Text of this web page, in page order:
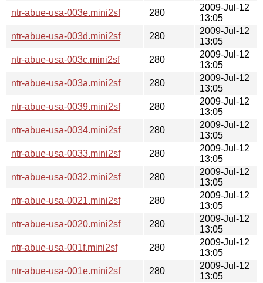
ntr-abue-usa-003e.mini2sf
280
2009-Jul-12
13:05
ntr-abue-usa-003d.mini2sf
280
2009-Jul-12
13:05
ntr-abue-usa-003c.mini2sf
280
2009-Jul-12
13:05
ntr-abue-usa-003a.mini2sf
280
2009-Jul-12
13:05
ntr-abue-usa-0039.mini2sf
280
2009-Jul-12
13:05
ntr-abue-usa-0034.mini2sf
280
2009-Jul-12
13:05
ntr-abue-usa-0033.mini2sf
280
2009-Jul-12
13:05
ntr-abue-usa-0032.mini2sf
280
2009-Jul-12
13:05
ntr-abue-usa-0021.mini2sf
280
2009-Jul-12
13:05
ntr-abue-usa-0020.mini2sf
280
2009-Jul-12
13:05
ntr-abue-usa-001f.mini2sf
280
2009-Jul-12
13:05
ntr-abue-usa-001e.mini2sf
280
2009-Jul-12
13:05